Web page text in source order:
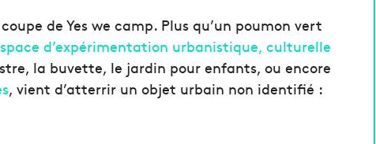
de Yes we camp. Plus qu’un poumon vert
d’expérimentation urbanistique, culturelle
la buvette, le jardin pour enfants, ou encore
, vient d’atterrir un objet urbain non identifié :